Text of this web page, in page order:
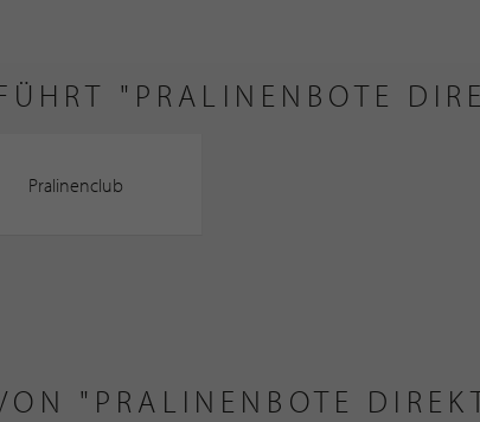
"PRALINENBOTE
Pralinenclub
"PRALINENBOTE